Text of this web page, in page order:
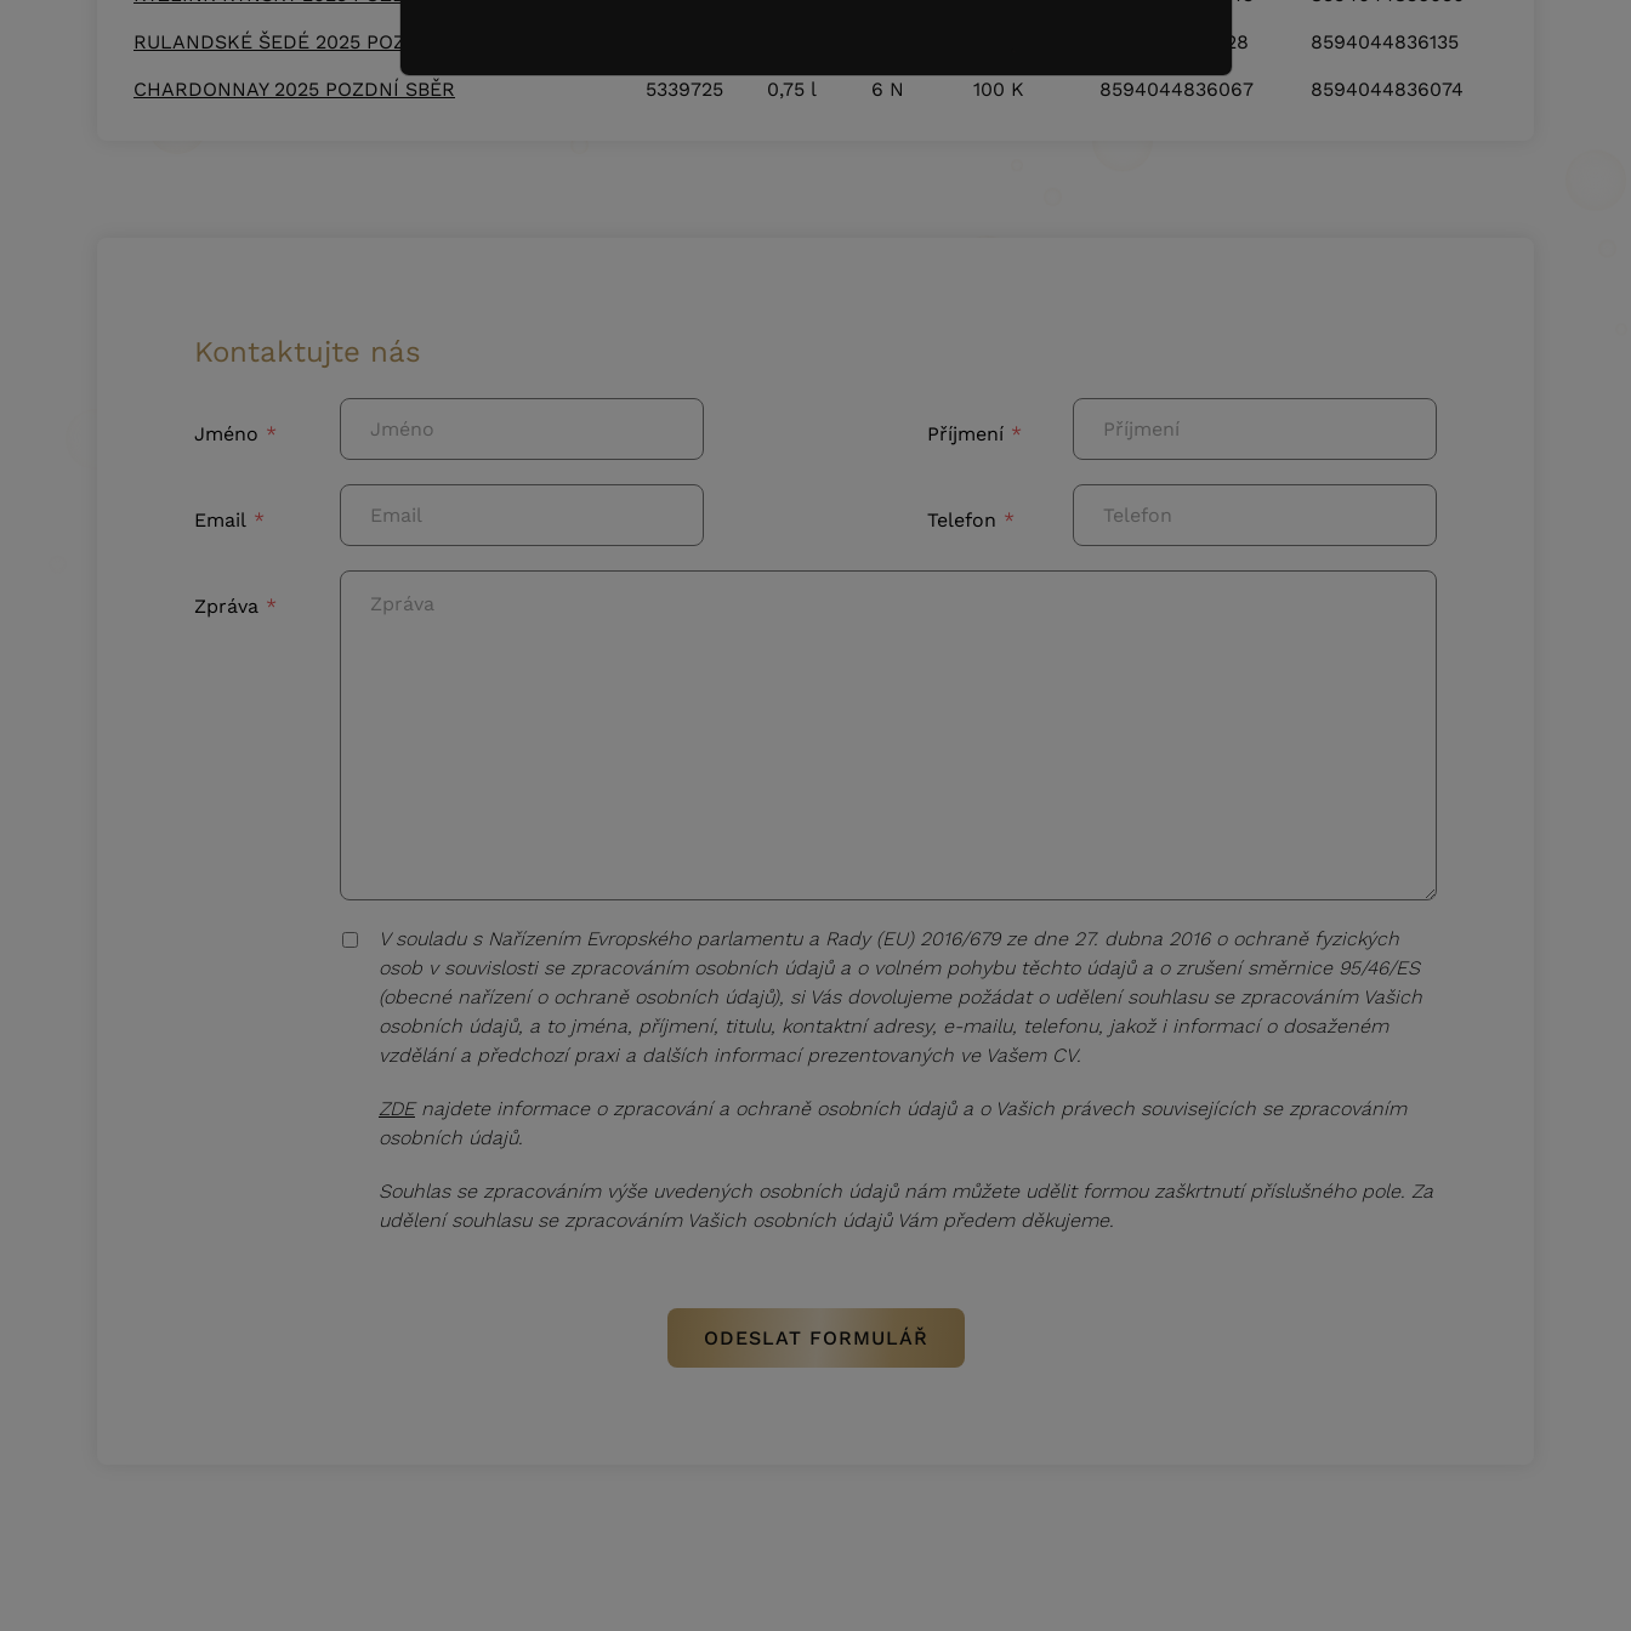
RULANDSKÉ ŠEDÉ 2025 POZDNÍ SBĚR 8594044836128 8594044836135
CHARDONNAY 2025 POZDNÍ SBĚR 5339725 0,75 l 6 N 100 K 8594044836067 8594044836074
Kontaktujte nás
Jméno Příjmení
Email Telefon
Zpráva
V souladu s Nařízením Evropského parlamentu a Rady (EU) 2016/679 ze dne 27. dubna 2016 o ochraně fyzických
osob v souvislosti se zpracováním osobních údajů a o volném pohybu těchto údajů a o zrušení směrnice 95/46/ES
(obecné nařízení o ochraně osobních údajů), si Vás dovolujeme požádat o udělení souhlasu se zpracováním Vašich
osobních údajů, a to jména, příjmení, titulu, kontaktní adresy, e-mailu, telefonu, jakož i informací o dosaženém
vzdělání a předchozí praxi a dalších informací prezentovaných ve Vašem CV.
ZDEnajdete informace o zpracování a ochraně osobních údajů a o Vašich právech souvisejících se zpracováním
osobních údajů.
Souhlas se zpracováním výše uvedených osobních údajů nám můžete udělit formou zaškrtnutí příslušného pole. Za
udělení souhlasu se zpracováním Vašich osobních údajů Vám předem děkujeme.